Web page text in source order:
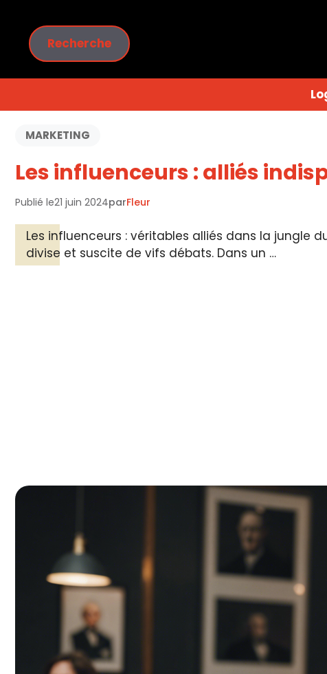
contenu
Rechercher
Recherche
MARKETING
Les influenceurs : alliés
Publié le21 juin 2024parFleur
Les influenceurs : véritables alliés dans la jungle
divise et suscite de vifs débats. Dans un …